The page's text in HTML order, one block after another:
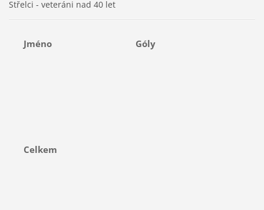
Střelci - veteráni nad 40 let
Jméno Góly
Celkem